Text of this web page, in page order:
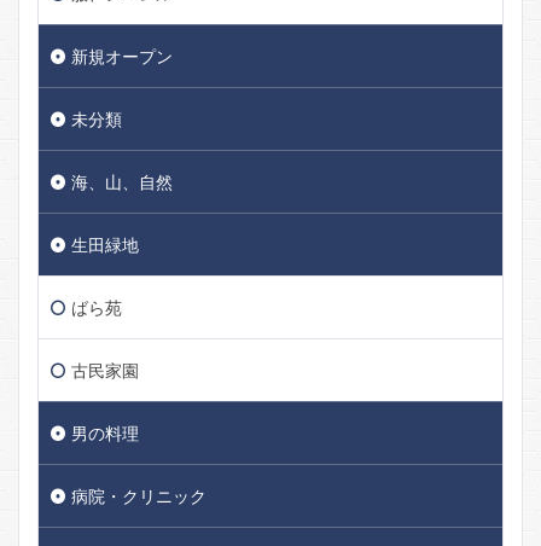
新規オープン
未分類
海、山、自然
生田緑地
ばら苑
古民家園
男の料理
病院・クリニック